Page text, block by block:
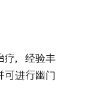
疗，经验丰
可进行幽门